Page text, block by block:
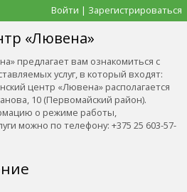
Войти | Зарегистрироваться
«Лювена»
предлагает вам ознакомиться с
услуг, в который входят:
центр «Лювена» располагается
10 (Первомайский район).
о режиме работы,
можно по телефону: +375 25 603-57-